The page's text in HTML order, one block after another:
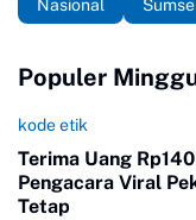
Nasional
Populer
kode etik
Terima Uang
Pengacara Viral
Tetap